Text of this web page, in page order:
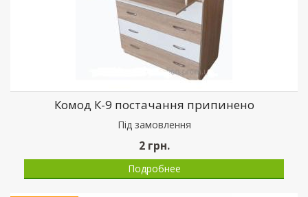
Комод К-9 постачання припинено
Пiд замовлення
2грн.
Подробнее